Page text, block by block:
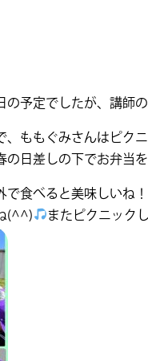
予定でしたが、講師
ももぐみさんはピク
日差しの下でお弁当
で食べると美味しい
(^^)
またピクニック